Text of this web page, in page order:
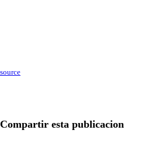
source
Compartir esta publicacion